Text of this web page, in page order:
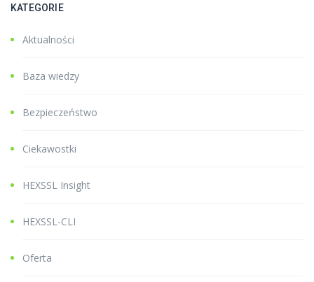
KATEGORIE
Aktualności
Baza wiedzy
Bezpieczeństwo
Ciekawostki
HEXSSL Insight
HEXSSL-CLI
Oferta